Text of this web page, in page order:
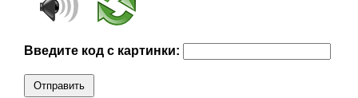
Введите код с картинки:
Отправить